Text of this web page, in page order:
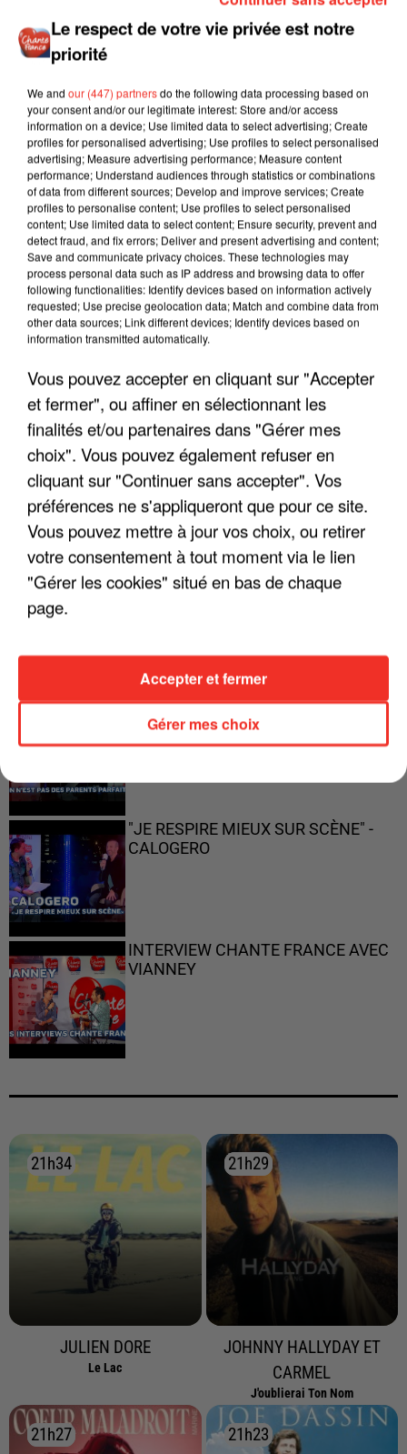
LES INTERVIEWS CHANTE
FRANCE
Voir plus
"JE SUIS À DISPOSITION DES
ENFOIRÉS"
"ON A TOUS LE TRAC"
"ON N'EST PAS DES PARENTS
PARFAITS"
"JE RESPIRE MIEUX SUR SCÈNE" -
CALOGERO
INTERVIEW CHANTE FRANCE AVEC
VIANNEY
21h34
21h34
JULIEN DORE
Le Lac
21h29
21h29
JOHNNY HALLYDAY ET
CARMEL
J'oublierai Ton Nom
21h27
21h27 21h23
21h23
Le respect de votre vie privée est notre
priorité
We and our (447) partnersdo the following data processing based on
your consent and/or our legitimate interest: Store and/or access
information on a device; Use limited data to select advertising; Create
profiles for personalised advertising; Use profiles to select personalised
advertising; Measure advertising performance; Measure content
performance; Understand audiences through statistics or combinations
of data from different sources; Develop and improve services; Create
profiles to personalise content; Use profiles to select personalised
content; Use limited data to select content; Ensure security, prevent and
detect fraud, and fix errors; Deliver and present advertising and content;
Save and communicate privacy choices. These technologies may
process personal data such as IP address and browsing data to offer
following functionalities: Identify devices based on information actively
requested; Use precise geolocation data; Match and combine data from
other data sources; Link different devices; Identify devices based on
information transmitted automatically.
Vous pouvez accepter en cliquant sur "Accepter
et fermer", ou affiner en sélectionnant les
finalités et/ou partenaires dans "Gérer mes
choix". Vous pouvez également refuser en
cliquant sur "Continuer sans accepter". Vos
préférences ne s'appliqueront que pour ce site.
Vous pouvez mettre à jour vos choix, ou retirer
votre consentement à tout moment via le lien
"Gérer les cookies" situé en bas de chaque
page.
Gérer mes choix
Accepter et fermer